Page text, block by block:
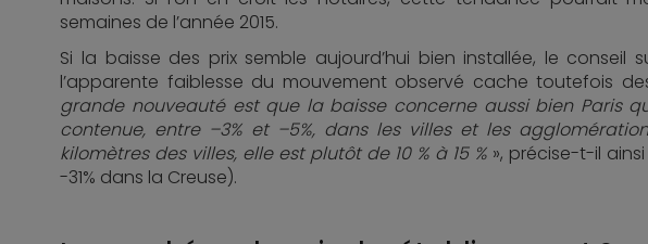
semaines de l’année 2015.
Si la baisse des prix semble aujourd’hui bien installée, le conseil
l’apparente faiblesse du mouvement observé cache toutefois
grande nouveauté est que la baisse concerne aussi bien Paris
contenue, entre –3% et –5%, dans les villes et les
kilomètres des villes, elle est plutôt de 10 % à 15 % », précise-t-il
-31% dans la Creuse).